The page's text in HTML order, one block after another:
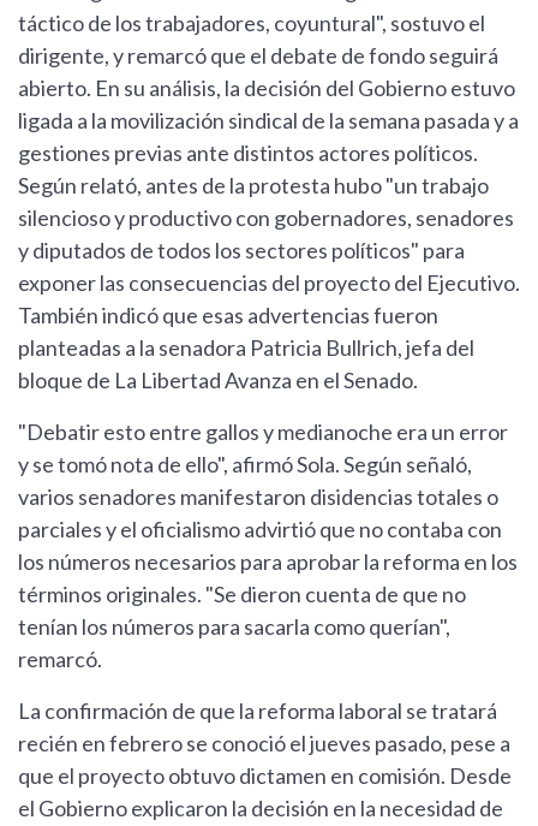
táctico de los trabajadores, coyuntural", sostuvo el
dirigente, y remarcó que el debate de fondo seguirá
abierto. En su análisis, la decisión del Gobierno estuvo
ligada a la movilización sindical de la semana pasada y a
gestiones previas ante distintos actores políticos.
Según relató, antes de la protesta hubo "un trabajo
silencioso y productivo con gobernadores, senadores
y diputados de todos los sectores políticos" para
exponer las consecuencias del proyecto del Ejecutivo.
También indicó que esas advertencias fueron
planteadas a la senadora Patricia Bullrich, jefa del
bloque de La Libertad Avanza en el Senado.
"Debatir esto entre gallos y medianoche era un error
y se tomó nota de ello", afirmó Sola. Según señaló,
varios senadores manifestaron disidencias totales o
parciales y el oficialismo advirtió que no contaba con
los números necesarios para aprobar la reforma en los
términos originales. "Se dieron cuenta de que no
tenían los números para sacarla como querían",
remarcó.
La confirmación de que la reforma laboral se tratará
recién en febrero se conoció el jueves pasado, pese a
que el proyecto obtuvo dictamen en comisión. Desde
el Gobierno explicaron la decisión en la necesidad de